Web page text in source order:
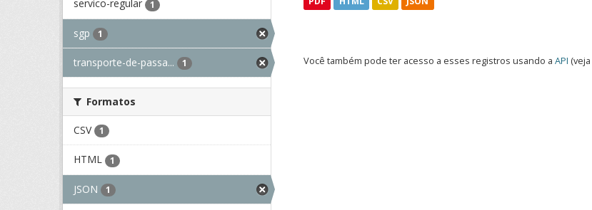
servico-regular 1
sgp 1
transporte-de-passa... 1
Formatos
CSV 1
HTML 1
JSON 1
Você também pode ter acesso a esses registros usando a API (veja